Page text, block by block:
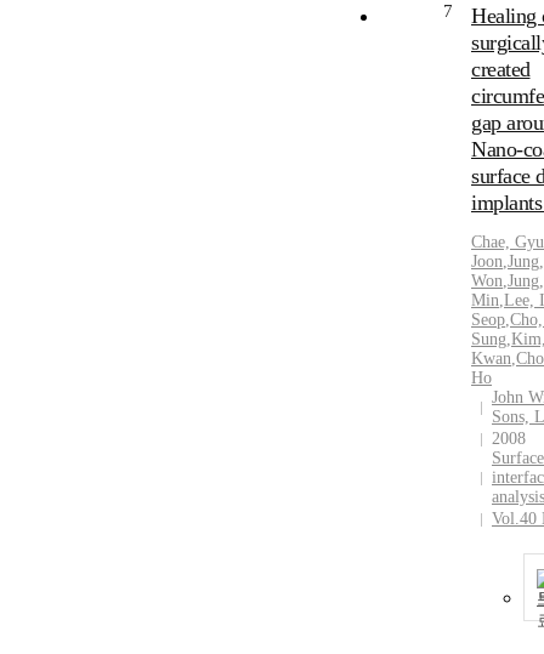
7
Healing
created
gap
Nano-
surface
Chae,
Joon,Jung
Won,Jung
Min,Lee,
Seop,
Sung,
Kwan,
Ho
John
Sons,
2008
analysis
Vol.40